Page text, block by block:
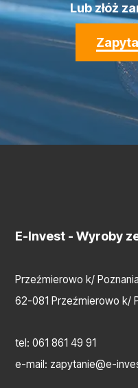
Lub złóż
E-Invest - Wyroby
Przeźmierowo k/ Poznania
62-081 Przeźmierowo k/
tel:061 861 49 91
e-mail: zapytanie@e-